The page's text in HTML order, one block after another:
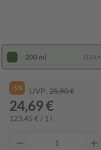
200 ml
-5% UVP: 25,90 €
24,69 €
123,45 € / 1 l